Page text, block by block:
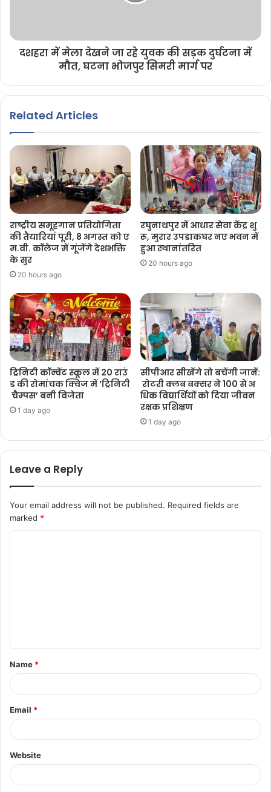
दशहरा में मेला देखने जा रहे युवक की सड़क दुर्घटना में
मौत, घटना भोजपुर सिमरी मार्ग पर
Related Articles
राष्ट्रीय समूहगान प्रतियोगिता
की तैयारियां पूरी, 8 अगस्त को ए
म.वी. कॉलेज में गूंजेंगे देशभक्ति
के सुर
20 hours ago
रघुनाथपुर में आधार सेवा केंद्र शु
रू, मुरार उपडाकघर नए भवन में
हुआ स्थानांतरित
20 hours ago
ट्रिनिटी कॉन्वेंट स्कूल में 20 राउं
ड की रोमांचक क्विज में ‘ट्रिनिटी
चैम्पस’ बनी विजेता
1 day ago
सीपीआर सीखेंगे तो बचेंगी जानें:
रोटरी क्लब बक्सर ने 100 से अ
धिक विद्यार्थियों को दिया जीवन
रक्षक प्रशिक्षण
1 day ago
Leave a Reply
Your email address will not be published. Required fields are
marked *
Name *
Email *
Website